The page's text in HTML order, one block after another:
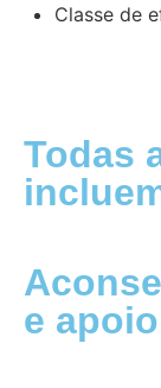
Classe de
Todas
e